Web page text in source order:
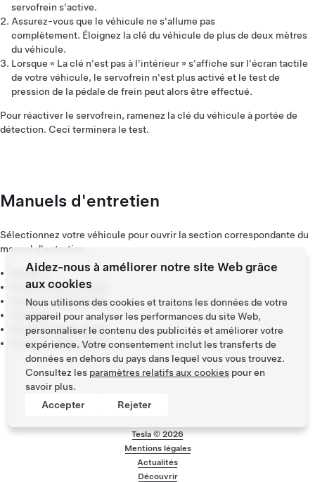
servofrein s'active.
Assurez-vous que le véhicule ne s'allume pas
complètement. Éloignez la clé du véhicule de plus de deux mètres
du véhicule.
Lorsque « La clé n'est pas à l'intérieur » s'affiche sur l'écran tactile
de votre véhicule, le servofrein n'est plus activé et le test de
pression de la pédale de frein peut alors être effectué.
Pour réactiver le servofrein, ramenez la clé du véhicule à portée de
détection. Ceci terminera le test.
Manuels d'entretien
Sélectionnez votre véhicule pour ouvrir la section correspondante du
manuel d'entretien :
Model S
Model S (2012-2020)
Model 3 (2017-2023)
Model X
Model X (2015-2020)
Model Y (2020-2024)
Menu de bas de
Tesla ©2026
Mentions légales
Actualités
Découvrir
Aidez-nous à améliorer notre site Web grâce
aux cookies
Nous utilisons des cookies et traitons les données de votre
appareil pour analyser les performances du site Web,
personnaliser le contenu des publicités et améliorer votre
expérience. Votre consentement inclut les transferts de
données en dehors du pays dans lequel vous vous trouvez.
Consultez les paramètres relatifs aux cookies pour en
savoir plus.
Accepter
Rejeter